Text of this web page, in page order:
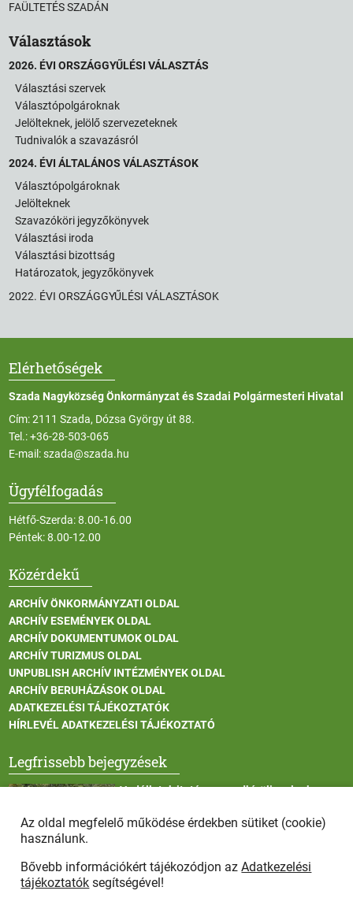
FAÜLTETÉS SZADÁN
Választások
2026. ÉVI ORSZÁGGYŰLÉSI VÁLASZTÁS
Választási szervek
Választópolgároknak
Jelölteknek, jelölő szervezeteknek
Tudnivalók a szavazásról
2024. ÉVI ÁLTALÁNOS VÁLASZTÁSOK
Választópolgároknak
Jelölteknek
Szavazóköri jegyzőkönyvek
Választási iroda
Választási bizottság
Határozatok, jegyzőkönyvek
2022. ÉVI ORSZÁGGYŰLÉSI VÁLASZTÁSOK
Elérhetőségek
Szada Nagyközség Önkormányzat és Szadai Polgármesteri Hivatal
Cím: 2111 Szada, Dózsa György út 88.
Tel.:+36-28-503-065
E-mail:szada@szada.hu
Ügyfélfogadás
Hétfő-Szerda: 8.00-16.00
Péntek: 8.00-12.00
Közérdekű
ARCHÍV ÖNKORMÁNYZATI OLDAL
ARCHÍV ESEMÉNYEK OLDAL
ARCHÍV DOKUMENTUMOK OLDAL
ARCHÍV TURIZMUS OLDAL
UNPUBLISH ARCHÍV INTÉZMÉNYEK OLDAL
ARCHÍV BERUHÁZÁSOK OLDAL
ADATKEZELÉSI TÁJÉKOZTATÓK
HÍRLEVÉL ADATKEZELÉSI TÁJÉKOZTATÓ
Legfrissebb bejegyzések
Vadállatok itatása a rendkívüli melegben
Afrikai sertéspestis - kérések a lakosság felé
Az oldal megfelelő működése érdekben sütiket (cookie)
használunk.
Bővebb információkért tájékozódjon azAdatkezelési
tájékoztatók segítségével!